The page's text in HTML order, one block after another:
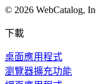
© 2026 WebCatalog,
下載
桌面應用程式
瀏覽器擴充功能